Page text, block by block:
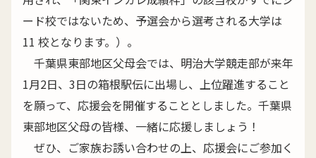
ード校ではないため、予選会から選考される大学は
11 校となります。）。
千葉県東部地区父母会では、明治大学競走部が来年
1月2日、3日の箱根駅伝に出場し、上位躍進すること
を願って、応援会を開催することとしました。千葉県
東部地区父母の皆様、一緒に応援しましょう！
ぜひ、ご家族お誘い合わせの上、応援会にご参加く